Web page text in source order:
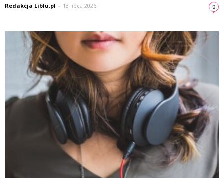
Redakcja Liblu.pl - 13 lipca 2026 0